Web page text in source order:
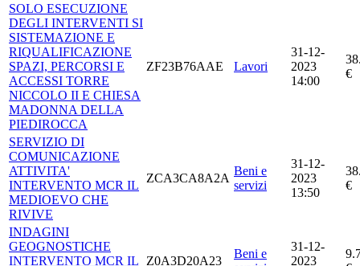
SOLO ESECUZIONE
DEGLI INTERVENTI SI
SISTEMAZIONE E
RIQUALIFICAZIONE
SPAZI, PERCORSI E
ACCESSI TORRE
NICCOLO II E CHIESA
MADONNA DELLA
PIEDIROCCA
ZF23B76AAE Lavori
31-12-
2023
14:00
€
SERVIZIO DI
COMUNICAZIONE
ATTIVITA'
INTERVENTO MCR IL
MEDIOEVO CHE
RIVIVE
ZCA3CA8A2A
Beni e
servizi
31-12-
2023
13:50
€
INDAGINI
GEOGNOSTICHE
INTERVENTO MCR IL
Z0A3D20A23
Beni e
31-12-
2023